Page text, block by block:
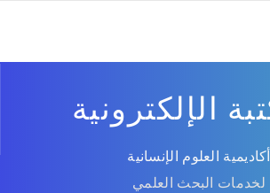
الإلكترونية
أكاديمية العلوم الإنسانية
لخدمات البحث العلمي